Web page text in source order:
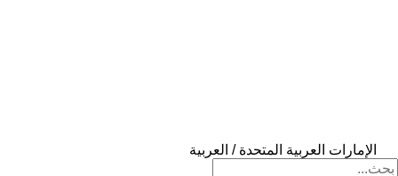
الإمارات العربية المتحدة / العربية